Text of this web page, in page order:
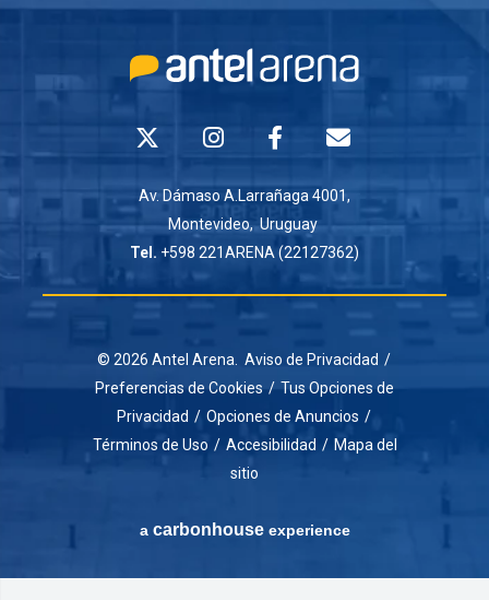
Av. Dámaso A.Larrañaga 4001,
Montevideo, Uruguay
Tel. +598 221ARENA (22127362)
© 2026 Antel Arena. Aviso de Privacidad /
Preferencias de Cookies / Tus Opciones de
Privacidad / Opciones de Anuncios /
Términos de Uso / Accesibilidad / Mapa del
sitio
a carbon houseexperience